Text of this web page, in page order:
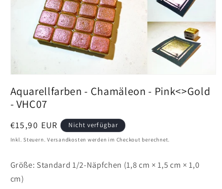
in
Vollansicht
öffnen
Aquarellfarben - Chamäleon - Pink<>Gold
- VHC07
Preis
€15,90 EUR Nicht verfügbar
Inkl. Steuern. Versandkosten werden im Checkout berechnet.
Größe: Standard 1/2-Näpfchen (1,8 cm × 1,5 cm × 1,0
cm)